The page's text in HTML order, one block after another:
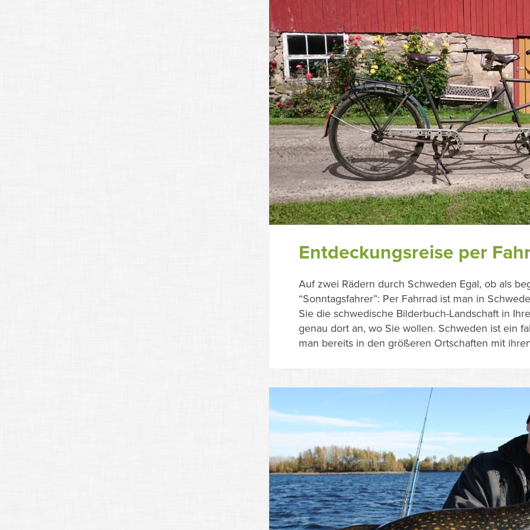
Entdeckungsreise per
Auf zwei Rädern durch Schweden Egal, ob als
“Sonntagsfahrer”: Per Fahrrad ist man in
Sie die schwedische Bilderbuch-Landschaft in
genau dort an, wo Sie wollen. Schweden ist ein
man bereits in den größeren Ortschaften mit